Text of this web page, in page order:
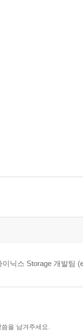
닉스 Storage 개발팀
을 남겨주세요.